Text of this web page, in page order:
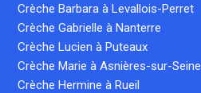
Crèche Barbara à Levallois-Perret
Crèche Gabrielle à Nanterre
Crèche Lucien à Puteaux
Crèche Marie à Asnières-sur-Seine
Crèche Hermine à Rueil